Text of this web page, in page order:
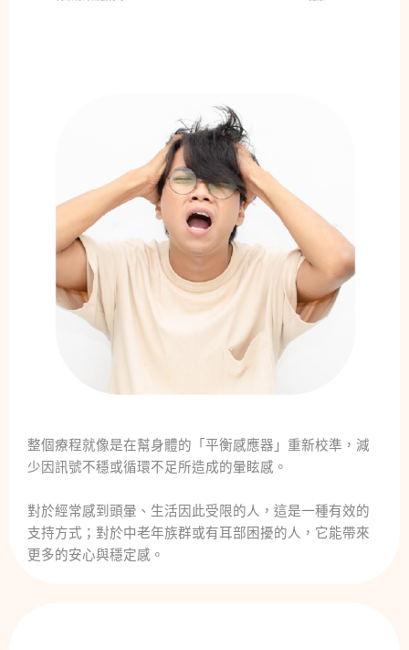
整個療程就像是在幫身體的「平衡感應器」重新校準，減
少因訊號不穩或循環不足所造成的暈眩感。
對於經常感到頭暈、生活因此受限的人，這是一種有效的
支持方式；對於中老年族群或有耳部困擾的人，它能帶來
更多的安心與穩定感。